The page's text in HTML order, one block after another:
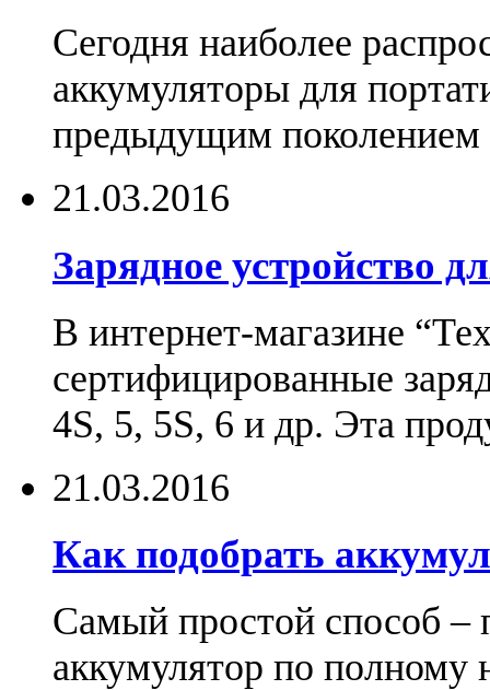
Сегодня наиболее
аккумуляторы для
предыдущим поколением
21.03.2016
Зарядное устройство
В интернет-магазине
сертифицированные
4S, 5, 5S, 6 и др. Эта
21.03.2016
Как подобрать
Самый простой способ –
аккумулятор по